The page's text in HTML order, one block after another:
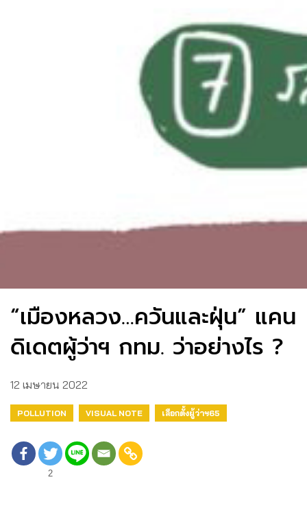
“เมืองหลวง…ควันและฝุ่น” แคน
ดิเดตผู้ว่าฯ กทม. ว่าอย่างไร ?
12 เมษายน 2022
POLLUTION VISUAL NOTE เลือกตั้งผู้ว่าฯ65
2